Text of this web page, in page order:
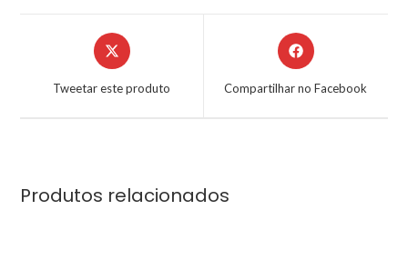
Tweetar este produto Compartilhar no Facebook
Produtos relacionados